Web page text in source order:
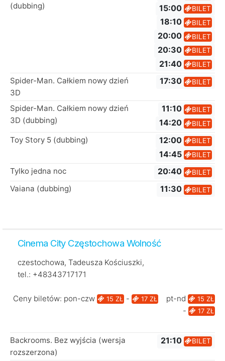
(dubbing)
15:00 BILET
18:10 BILET
20:00 BILET
20:30 BILET
21:40 BILET
Spider-Man. Całkiem nowy dzień
3D
17:30 BILET
Spider-Man. Całkiem nowy dzień
3D (dubbing)
11:10 BILET
14:20 BILET
Toy Story 5 (dubbing) 12:00 BILET
14:45 BILET
Tylko jedna noc 20:40 BILET
Vaiana (dubbing) 11:30 BILET
Cinema City Częstochowa Wolność
czestochowa, Tadeusza Kościuszki,
tel.: +48343717171
Ceny biletów: pon-czw 15 ZŁ - 17 ZŁ pt-nd 15 ZŁ
- 17 ZŁ
Backrooms. Bez wyjścia (wersja
rozszerzona)
21:10 BILET